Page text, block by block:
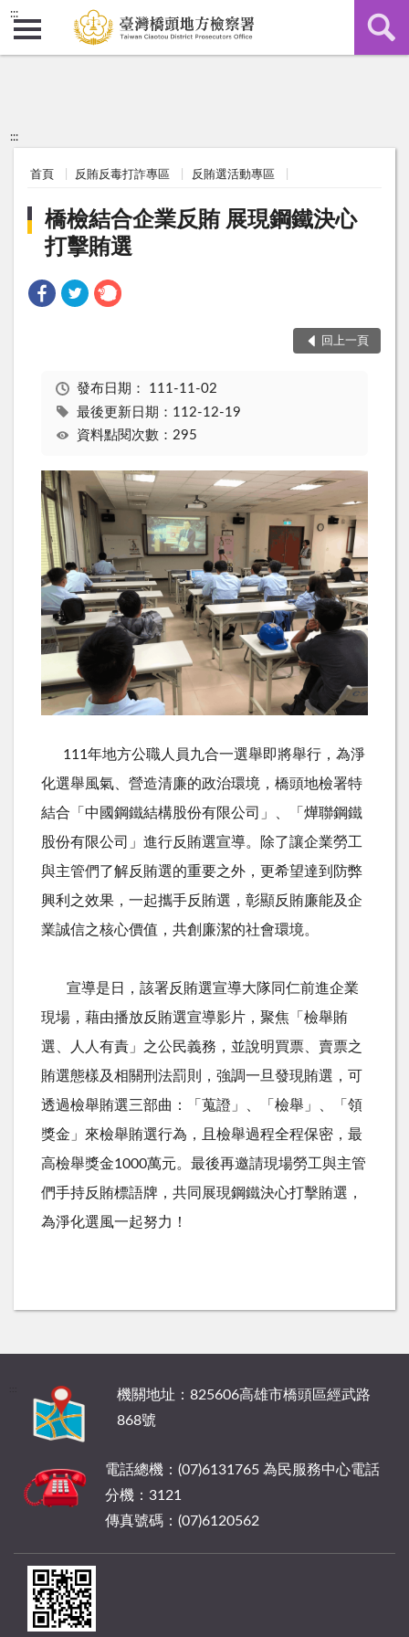
:::
:::
首頁 反賄反毒打詐專區 反賄選活動專區
橋檢結合企業反賄 展現鋼鐵決心
打擊賄選
回上一頁
發布日期： 111-11-02
最後更新日期：112-12-19
資料點閱次數：295
111年地方公職人員九合一選舉即將舉行，為淨
化選舉風氣、營造清廉的政治環境，橋頭地檢署特
結合「中國鋼鐵結構股份有限公司」、「燁聯鋼鐵
股份有限公司」進行反賄選宣導。除了讓企業勞工
與主管們了解反賄選的重要之外，更希望達到防弊
興利之效果，一起攜手反賄選，彰顯反賄廉能及企
業誠信之核心價值，共創廉潔的社會環境。
宣導是日，該署反賄選宣導大隊同仁前進企業
現場，藉由播放反賄選宣導影片，聚焦「檢舉賄
選、人人有責」之公民義務，並說明買票、賣票之
賄選態樣及相關刑法罰則，強調一旦發現賄選，可
透過檢舉賄選三部曲：「蒐證」、「檢舉」、「領
獎金」來檢舉賄選行為，且檢舉過程全程保密，最
高檢舉獎金1000萬元。最後再邀請現場勞工與主管
們手持反賄標語牌，共同展現鋼鐵決心打擊賄選，
為淨化選風一起努力！
機關地址：825606高雄市橋頭區經武路
868號
電話總機：(07)6131765 為民服務中心電話
分機：3121
傳真號碼：(07)6120562